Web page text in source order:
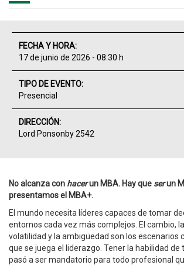
FECHA Y HORA:
17 de junio de 2026 - 08:30 h
TIPO DE EVENTO:
Presencial
DIRECCIÓN:
Lord Ponsonby 2542
No alcanza con hacerun MBA. Hay que serun
presentamos el MBA+.
El mundo necesita líderes capaces de tomar
entornos cada vez más complejos. El cambio,
volatilidad y la ambigüedad son los escenarios
que se juega el liderazgo. Tener la habilidad de
pasó a ser mandatorio para todo profesional